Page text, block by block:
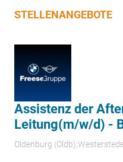
STELLENANGEBOTE
Assistenz der
Leitung(m/w/d) -
Oldenburg